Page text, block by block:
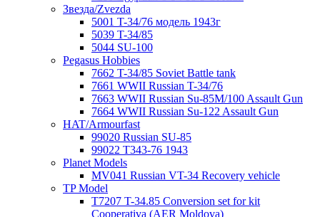
Звезда/Zvezda
5001 T-34/76 модель 1943г
5039 T-34/85
5044 SU-100
Pegasus Hobbies
7662 T-34/85 Soviet Battle tank
7661 WWII Russian T-34/76
7663 WWII Russian Su-85M/100 Assault Gun
7664 WWII Russian Su-122 Assault Gun
HAT/Armourfast
99020 Russian SU-85
99022 T343-76 1943
Planet Models
MV041 Russian VT-34 Recovery vehicle
TP Model
T7207 T-34.85 Conversion set for kit
Cooperativa (AER Moldova)